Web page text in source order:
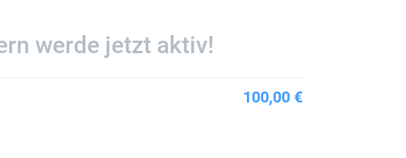
werde jetzt aktiv!
100,00 €